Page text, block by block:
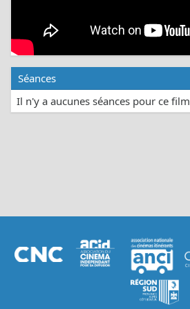
Séances
Il n'y a aucunes séances pour ce film